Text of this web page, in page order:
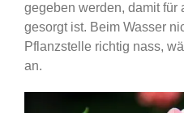
gegeben werden, damit für
gesorgt ist. Beim Wasser
Pflanzstelle richtig nass,
an.